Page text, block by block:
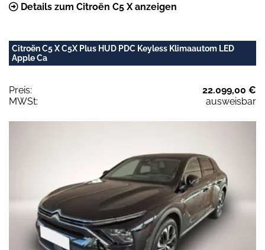
Details zum Citroën C5 X anzeigen
Citroën C5 X C5X Plus HUD PDC Keyless Klimaautom LED
Apple Ca
Preis:
22.099,00 €
MWSt:
ausweisbar